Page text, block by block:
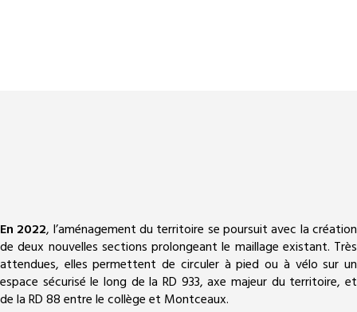
En 2022, l’aménagement du territoire se poursuit avec la création
de deux nouvelles sections prolongeant le maillage existant. Très
attendues, elles permettent de circuler à pied ou à vélo sur un
espace sécurisé le long de la RD 933, axe majeur du territoire, et
de la RD 88 entre le collège et Montceaux.